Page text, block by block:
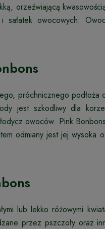
orzeźwiającą
sałatek owocowych.
próchnicznego
jest szkodliwy dla
owoców. Pink
odmiany jest jej wysoka
lub lekko różowymi
przez pszczoły oraz